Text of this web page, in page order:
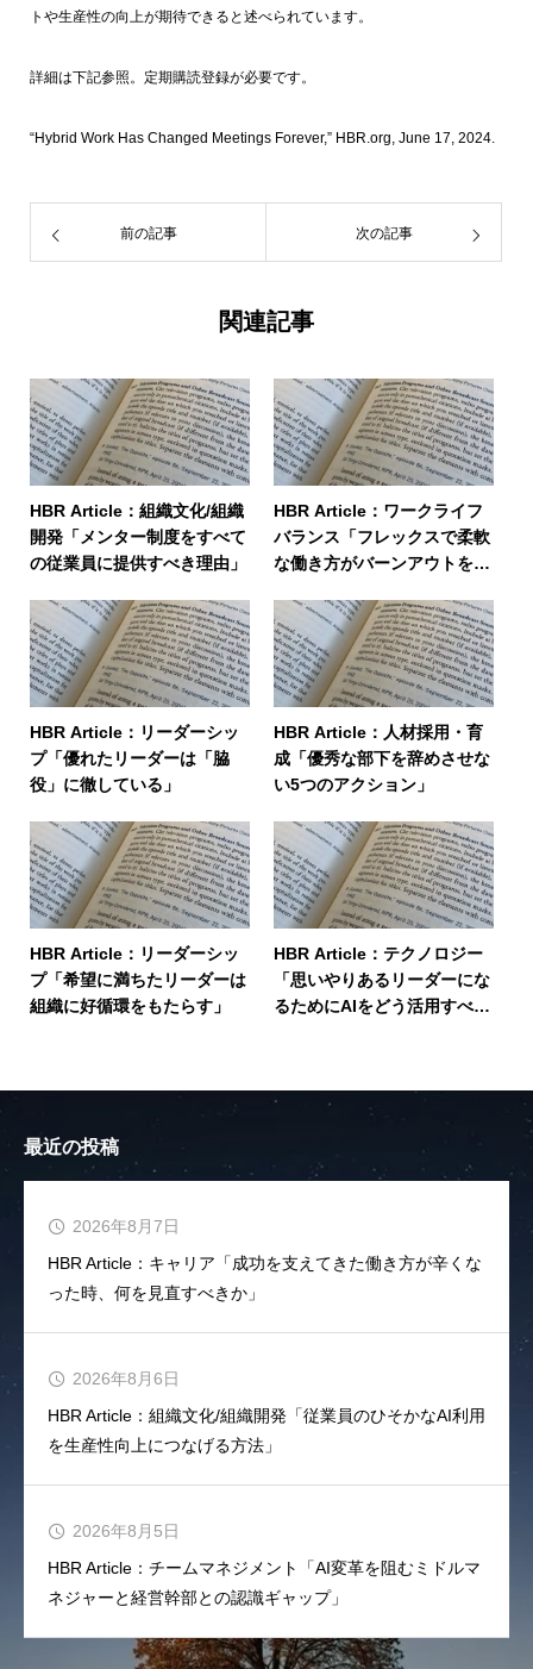
トや生産性の向上が期待できると述べられています。
詳細は下記参照。定期購読登録が必要です。
“Hybrid Work Has Changed Meetings Forever,” HBR.org, June 17, 2024.
前の記事 次の記事
関連記事
HBR Article：組織文化/組織
開発「メンター制度をすべて
の従業員に提供すべき理由」
HBR Article：ワークライフ
バランス「フレックスで柔軟
な働き方がバーンアウトを招
HBR Article：リーダーシッ
プ「優れたリーダーは「脇
役」に徹している」
HBR Article：人材採用・育
成「優秀な部下を辞めさせな
い5つのアクション」
HBR Article：リーダーシッ
プ「希望に満ちたリーダーは
組織に好循環をもたらす」
HBR Article：テクノロジー
「思いやりあるリーダーにな
るためにAIをどう活用すべき
最近の投稿
HBR Article：キャリア「成功を支えてきた働き方が辛くな
った時、何を見直すべきか」
2026年8月7日
HBR Article：組織文化/組織開発「従業員のひそかなAI利用
を生産性向上につなげる方法」
2026年8月6日
HBR Article：チームマネジメント「AI変革を阻むミドルマ
ネジャーと経営幹部との認識ギャップ」
2026年8月5日